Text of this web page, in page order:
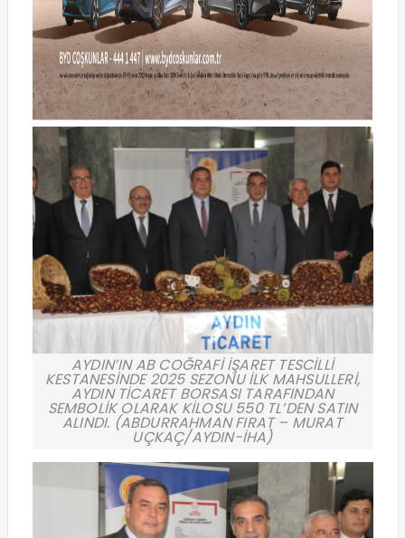
AYDIN’IN AB COĞRAFİ İŞARET TESCİLLİ
KESTANESİNDE 2025 SEZONU İLK MAHSULLERİ,
AYDIN TİCARET BORSASI TARAFINDAN
SEMBOLİK OLARAK KİLOSU 550 TL’DEN SATIN
ALINDI. (ABDURRAHMAN FIRAT – MURAT
UÇKAÇ/AYDIN-İHA)